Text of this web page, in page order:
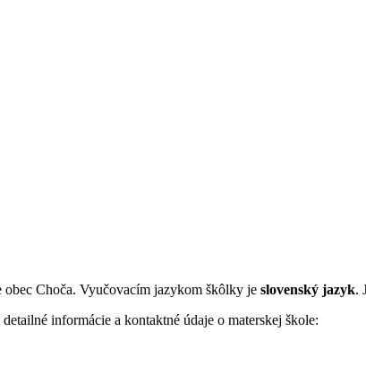
Choča. Vyučovacím jazykom škôlky je slovenský jazyk.
informácie a kontaktné údaje o materskej škole: